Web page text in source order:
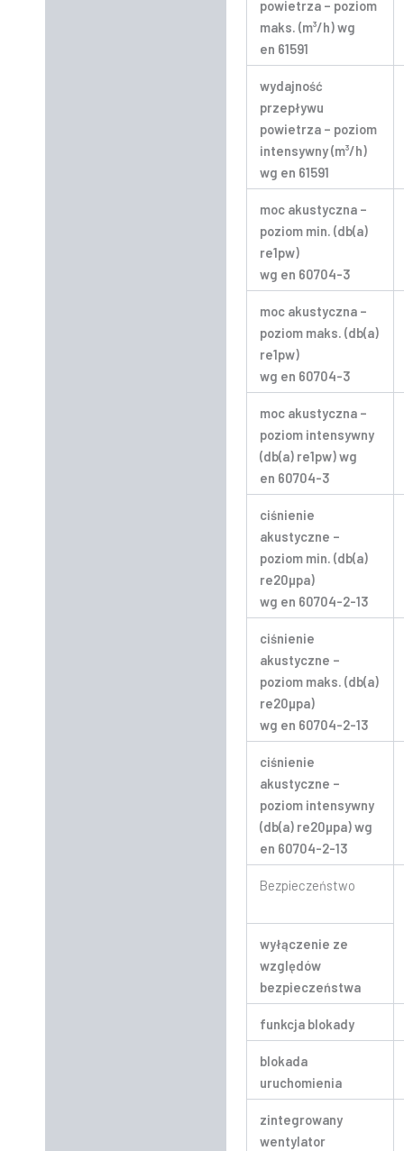
powietrza – poziom
maks. (m³/h) wg
en 61591
wydajność
przepływu
powietrza – poziom
intensywny (m³/h)
wg en 61591
moc akustyczna –
poziom min. (db(a)
re1pw)
wg en 60704-3
moc akustyczna –
poziom maks. (db(a)
re1pw)
wg en 60704-3
moc akustyczna –
poziom intensywny
(db(a) re1pw) wg
en 60704-3
ciśnienie
akustyczne –
poziom min. (db(a)
re20µpa)
wg en 60704-2-13
ciśnienie
akustyczne –
poziom maks. (db(a)
re20µpa)
wg en 60704-2-13
ciśnienie
akustyczne –
poziom intensywny
(db(a) re20µpa) wg
en 60704-2-13
Bezpieczeństwo
wyłączenie ze
względów
bezpieczeństwa
funkcja blokady
blokada
uruchomienia
zintegrowany
wentylator